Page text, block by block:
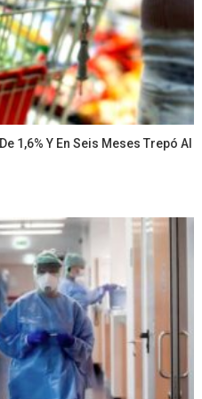
1,6% Y En Seis Meses Trepó Al